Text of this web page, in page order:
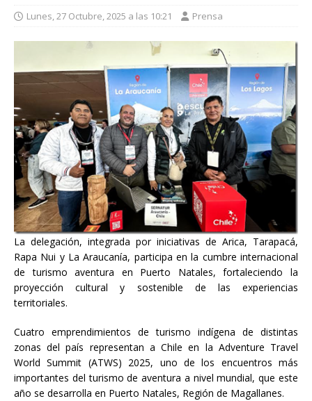
Lunes, 27 Octubre, 2025 a las 10:21 Prensa
La delegación, integrada por iniciativas de Arica, Tarapacá,
Rapa Nui y La Araucanía, participa en la cumbre internacional
de turismo aventura en Puerto Natales, fortaleciendo la
proyección cultural y sostenible de las experiencias
territoriales.
Cuatro emprendimientos de turismo indígena de distintas
zonas del país representan a Chile en la Adventure Travel
World Summit (ATWS) 2025, uno de los encuentros más
importantes del turismo de aventura a nivel mundial, que este
año se desarrolla en Puerto Natales, Región de Magallanes.